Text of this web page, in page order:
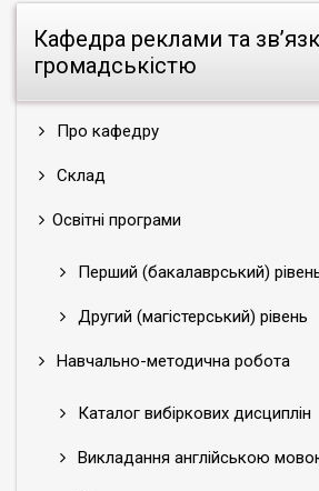
Кафедра реклами та
громадськістю
Про кафедру
Склад
Освітні програми
Перший (бакалаврський)
Другий (магістерський) рівень
Навчально-методична робота
Каталог вибіркових дисциплін
Викладання англійською